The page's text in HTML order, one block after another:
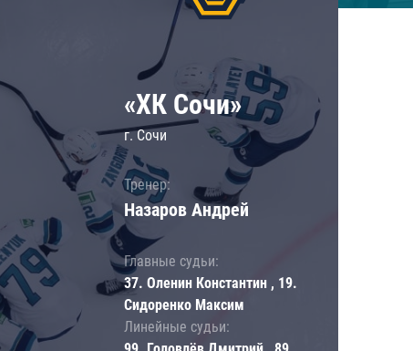
«ХК Сочи»
г. Сочи
Тренер:
Назаров Андрей
Главные судьи:
37. Оленин Константин , 19.
Сидоренко Максим
Линейные судьи: